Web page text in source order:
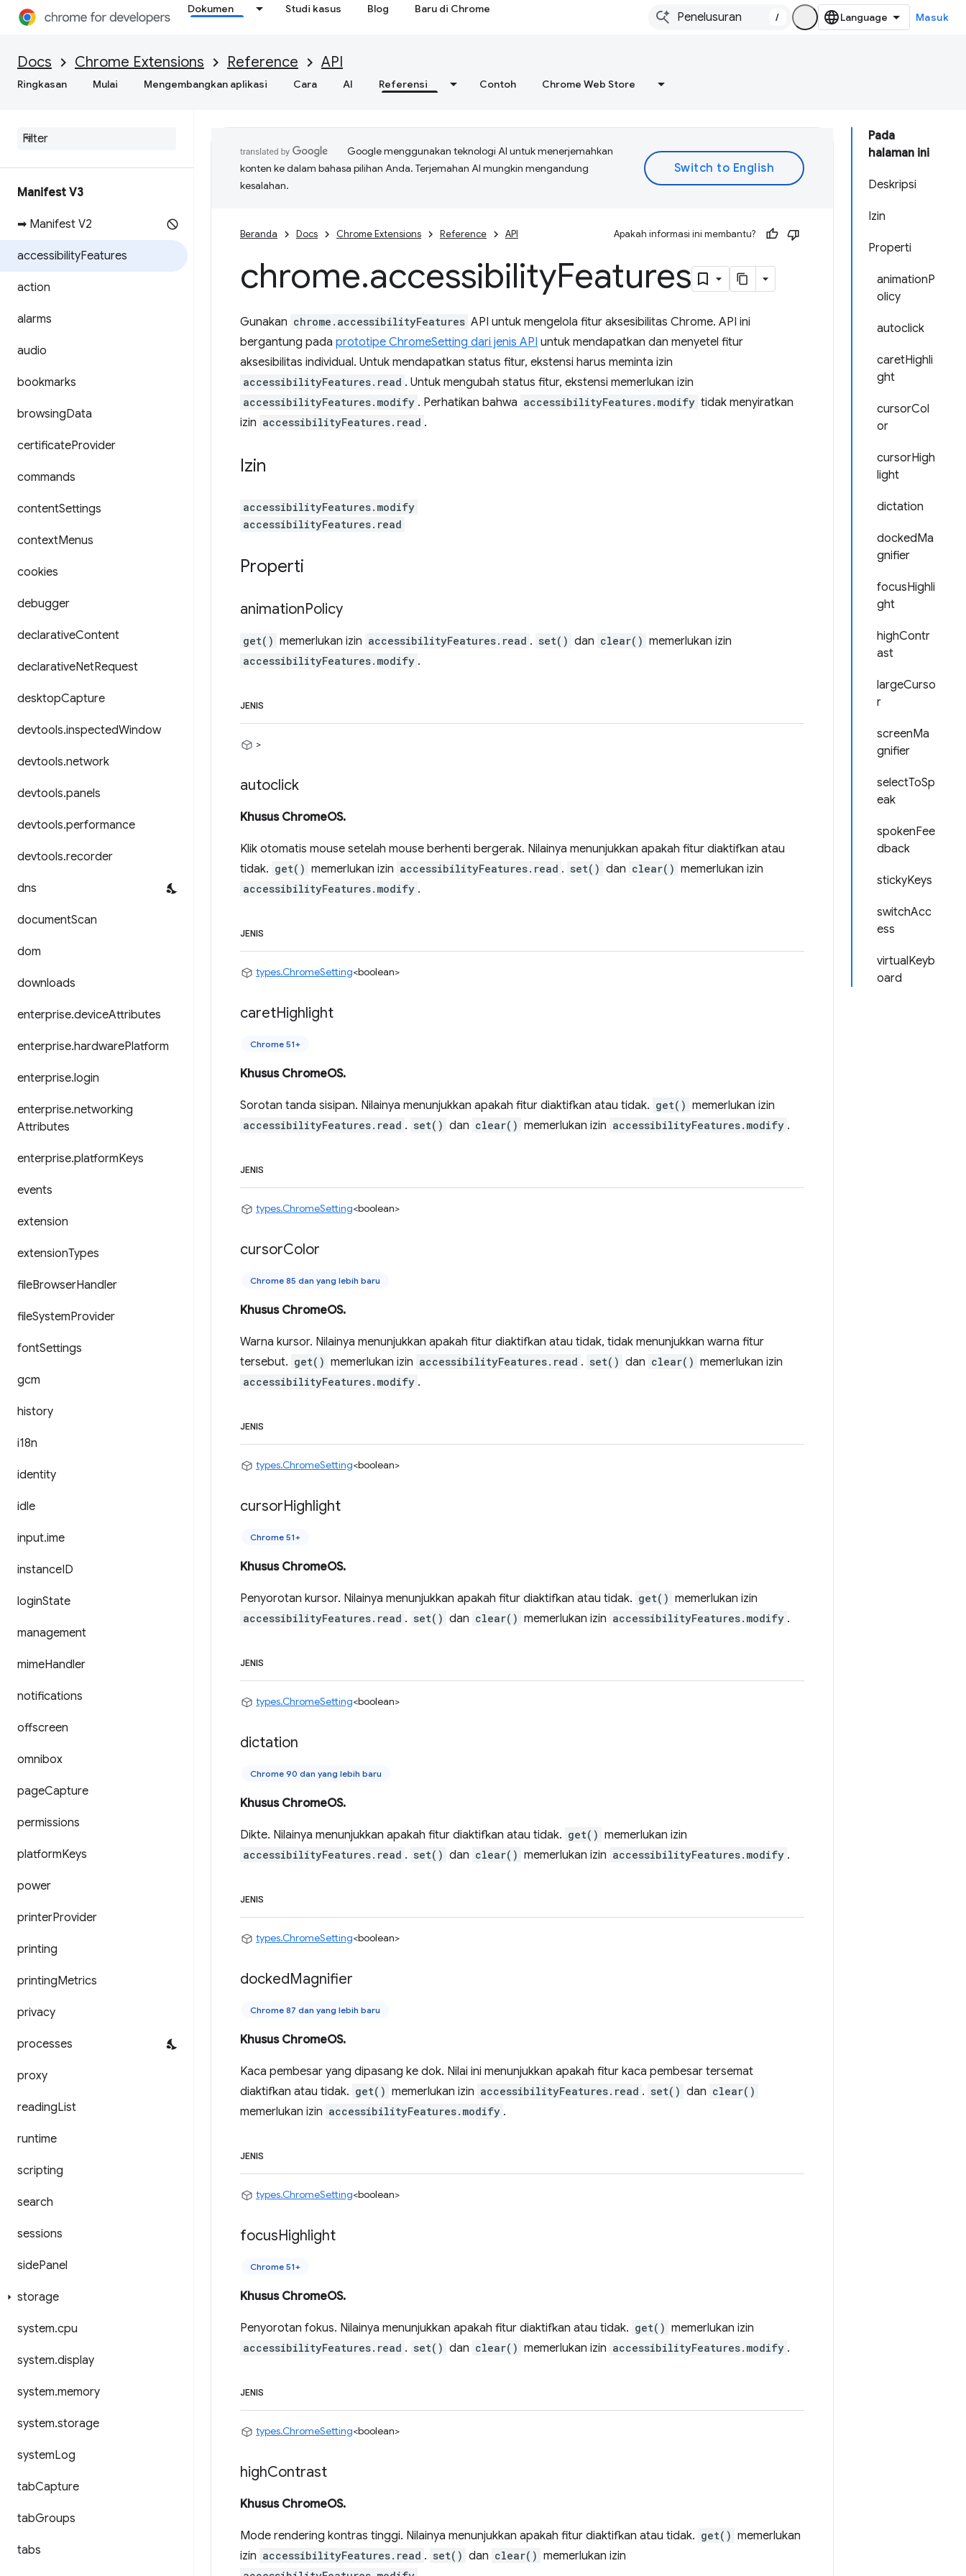
Dokumen Studi kasus Blog Baru di Chrome
/ Masuk
Docs Chrome Extensions Reference API
Ringkasan Mulai Mengembangkan aplikasi Cara AI Referensi Contoh Chrome Web Store
Manifest V3
➡ Manifest V2
accessibilityFeatures
action
alarms
audio
bookmarks
browsingData
certificateProvider
commands
contentSettings
contextMenus
cookies
debugger
declarativeContent
declarativeNetRequest
desktopCapture
devtools.inspectedWindow
devtools.network
devtools.panels
devtools.performance
devtools.recorder
dns
documentScan
dom
downloads
enterprise.deviceAttributes
enterprise.hardwarePlatform
enterprise.login
enterprise.networking
Attributes
enterprise.platformKeys
events
extension
extensionTypes
fileBrowserHandler
fileSystemProvider
fontSettings
gcm
history
i18n
identity
idle
input.ime
instanceID
loginState
management
mimeHandler
notifications
offscreen
omnibox
pageCapture
permissions
platformKeys
power
printerProvider
printing
printingMetrics
privacy
processes
proxy
readingList
runtime
scripting
search
sessions
sidePanel
storage
system.cpu
system.display
system.memory
system.storage
systemLog
tabCapture
tabGroups
tabs
Pada
halaman ini
Deskripsi
Izin
Properti
animationP
olicy
autoclick
caretHighli
ght
cursorCol
or
cursorHigh
light
dictation
dockedMa
gnifier
focusHighli
ght
highContr
ast
largeCurso
r
screenMa
gnifier
selectToSp
eak
spokenFee
dback
stickyKeys
switchAcc
ess
virtualKeyb
oard
Google menggunakan teknologi AI untuk menerjemahkan
konten ke dalam bahasa pilihan Anda. Terjemahan AI mungkin mengandung
kesalahan.
Beranda Docs Chrome Extensions Reference API Apakah informasi ini membantu?
chrome.accessibilityFeatures
Gunakan chrome.accessibilityFeatures API untuk mengelola fitur aksesibilitas Chrome. API ini
bergantung pada prototipe ChromeSetting dari jenis API untuk mendapatkan dan menyetel fitur
aksesibilitas individual. Untuk mendapatkan status fitur, ekstensi harus meminta izin
accessibilityFeatures.read . Untuk mengubah status fitur, ekstensi memerlukan izin
accessibilityFeatures.modify . Perhatikan bahwa accessibilityFeatures.modify tidak menyiratkan
izin accessibilityFeatures.read .
Izin
accessibilityFeatures.modify
accessibilityFeatures.read
Properti
animationPolicy
get() memerlukan izin accessibilityFeatures.read . set() dan clear() memerlukan izin
accessibilityFeatures.modify .
JENIS
>
autoclick
Khusus ChromeOS.
Klik otomatis mouse setelah mouse berhenti bergerak. Nilainya menunjukkan apakah fitur diaktifkan atau
tidak. get() memerlukan izin accessibilityFeatures.read . set() dan clear() memerlukan izin
accessibilityFeatures.modify .
JENIS
types.ChromeSetting<boolean>
caretHighlight
Chrome 51+
Khusus ChromeOS.
Sorotan tanda sisipan. Nilainya menunjukkan apakah fitur diaktifkan atau tidak. get() memerlukan izin
accessibilityFeatures.read . set() dan clear() memerlukan izin accessibilityFeatures.modify .
JENIS
types.ChromeSetting<boolean>
cursorColor
Chrome 85 dan yang lebih baru
Khusus ChromeOS.
Warna kursor. Nilainya menunjukkan apakah fitur diaktifkan atau tidak, tidak menunjukkan warna fitur
tersebut. get() memerlukan izin accessibilityFeatures.read . set() dan clear() memerlukan izin
accessibilityFeatures.modify .
JENIS
types.ChromeSetting<boolean>
cursorHighlight
Chrome 51+
Khusus ChromeOS.
Penyorotan kursor. Nilainya menunjukkan apakah fitur diaktifkan atau tidak. get() memerlukan izin
accessibilityFeatures.read . set() dan clear() memerlukan izin accessibilityFeatures.modify .
JENIS
types.ChromeSetting<boolean>
dictation
Chrome 90 dan yang lebih baru
Khusus ChromeOS.
Dikte. Nilainya menunjukkan apakah fitur diaktifkan atau tidak. get() memerlukan izin
accessibilityFeatures.read . set() dan clear() memerlukan izin accessibilityFeatures.modify .
JENIS
types.ChromeSetting<boolean>
dockedMagnifier
Chrome 87 dan yang lebih baru
Khusus ChromeOS.
Kaca pembesar yang dipasang ke dok. Nilai ini menunjukkan apakah fitur kaca pembesar tersemat
diaktifkan atau tidak. get() memerlukan izin accessibilityFeatures.read . set() dan clear()
memerlukan izin accessibilityFeatures.modify .
JENIS
types.ChromeSetting<boolean>
focusHighlight
Chrome 51+
Khusus ChromeOS.
Penyorotan fokus. Nilainya menunjukkan apakah fitur diaktifkan atau tidak. get() memerlukan izin
accessibilityFeatures.read . set() dan clear() memerlukan izin accessibilityFeatures.modify .
JENIS
types.ChromeSetting<boolean>
highContrast
Khusus ChromeOS.
Mode rendering kontras tinggi. Nilainya menunjukkan apakah fitur diaktifkan atau tidak. get() memerlukan
izin accessibilityFeatures.read . set() dan clear() memerlukan izin